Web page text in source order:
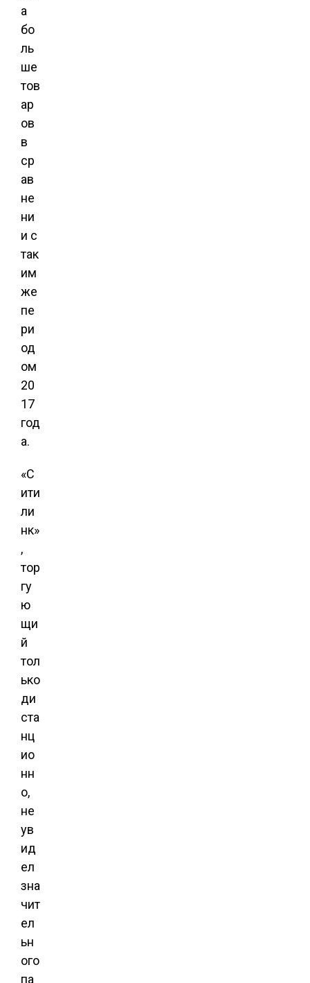
а
бо
ль
ше
тов
ар
ов
в
ср
ав
не
ни
и с
так
им
же
пе
ри
од
ом
20
17
год
а.
«С
ити
ли
нк»
,
тор
гу
ю
щи
й
тол
ько
ди
ста
нц
ио
нн
о,
не
ув
ид
ел
зна
чит
ел
ьн
ого
па